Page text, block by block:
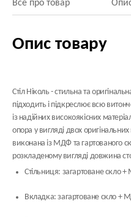
Все про товар
Опис товару
Стіл Ніколь - стильна та
підходить і підкреслює всю
із надійних високоякісних
опора у вигляді двох
виконана із МДФ та гартованого
розкладеному вигляді довжина
Стільниця: загартоване скло
Вкладка: загартоване скло +